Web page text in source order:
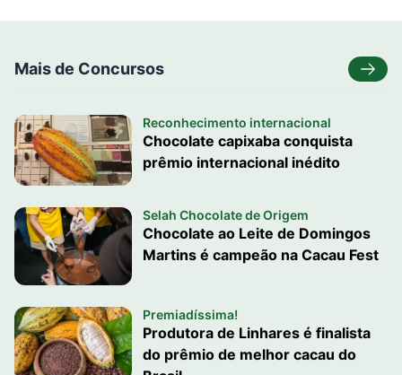
Mais de Concursos
Reconhecimento internacional
Chocolate capixaba conquista
prêmio internacional inédito
Selah Chocolate de Origem
Chocolate ao Leite de Domingos
Martins é campeão na Cacau Fest
Premiadíssima!
Produtora de Linhares é finalista
do prêmio de melhor cacau do